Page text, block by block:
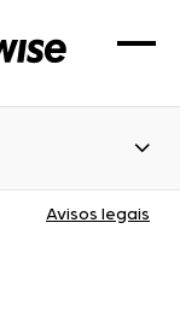
Avisos legais